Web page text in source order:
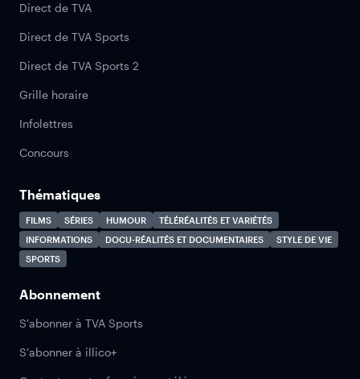
Direct de TVA
Direct de TVA Sports
Direct de TVA Sports 2
Grille horaire
Infolettres
Concours
Thématiques
FILMS SÉRIES HUMOUR
TÉLÉRÉALITÉS ET VARIÉTÉS
INFORMATIONS
DOCU-RÉALITÉS ET DOCUMENTAIRES
STYLE DE VIE
SPORTS
Abonnement
S'abonner à TVA Sports
S'abonner à illico+